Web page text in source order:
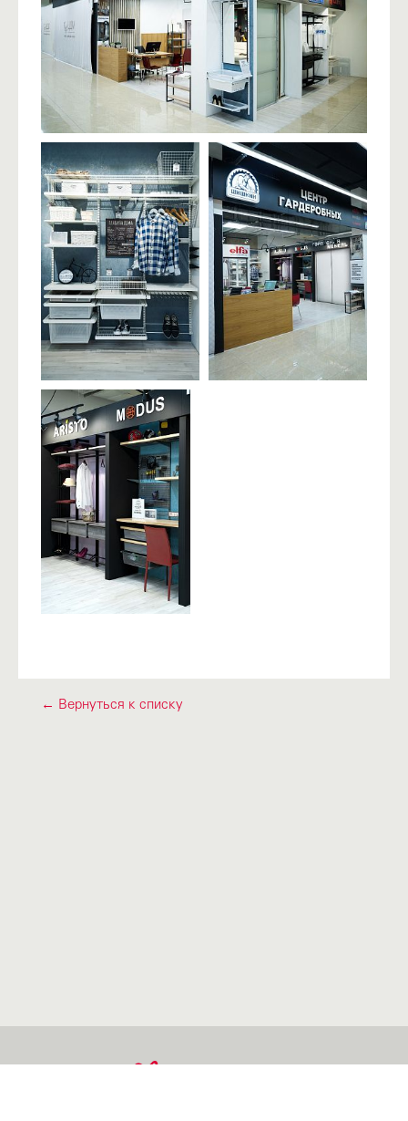
← Вернуться к списку